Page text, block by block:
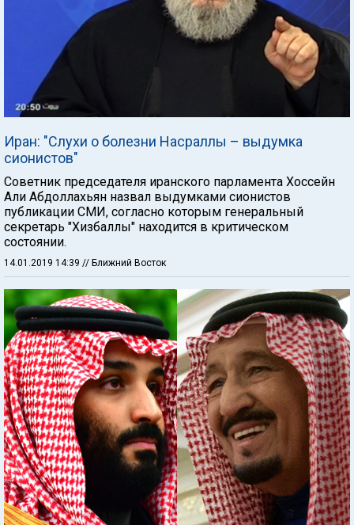
Иран: "Слухи о болезни Насраллы – выдумка
сионистов"
Советник председателя иранского парламента Хоссейн
Али Абдоллахьян назвал выдумками сионистов
публикации СМИ, согласно которым генеральный
секретарь "Хизбаллы" находится в критическом
состоянии.
14.01.2019 14:39 // Ближний Восток